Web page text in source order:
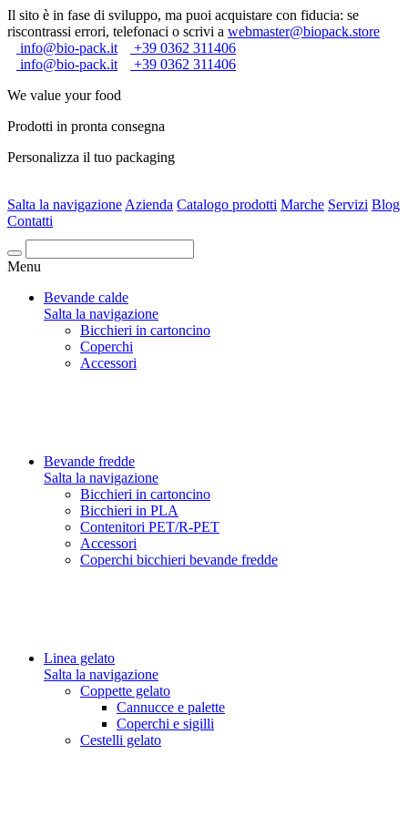
Il sito è in fase di sviluppo, ma puoi acquistare con fiducia: se
riscontrassi errori, telefonaci o scrivi a webmaster@biopack.store
info@bio-pack.it
+39 0362 311406
info@bio-pack.it
+39 0362 311406
We value your food
Prodotti in pronta consegna
Personalizza il tuo packaging
Salta la navigazione Azienda Catalogo prodotti Marche Servizi Blog
Contatti
Cerca
Menu
Bevande calde
Salta la navigazione
Bicchieri in cartoncino
Coperchi
Accessori
Bevande fredde
Salta la navigazione
Bicchieri in cartoncino
Bicchieri in PLA
Contenitori PET/R-PET
Accessori
Coperchi bicchieri bevande fredde
Linea gelato
Salta la navigazione
Coppette gelato
Cannucce e palette
Coperchi e sigilli
Cestelli gelato